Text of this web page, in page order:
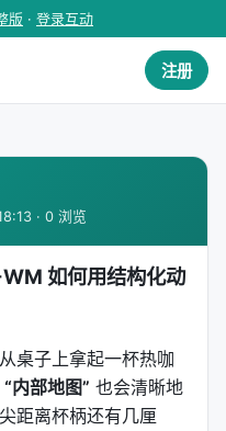
版 · 登录互动
注册
· 0 浏览
如何用结构化动
桌子上拿起一杯热咖
“内部地图” 也会清晰地
距离杯柄还有几厘